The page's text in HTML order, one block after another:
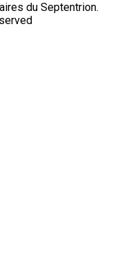
du Septentrion.